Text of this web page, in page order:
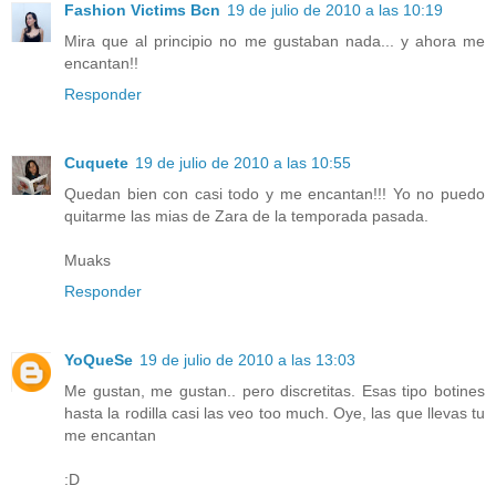
Fashion Victims Bcn 19 de julio de 2010 a las 10:19
Mira que al principio no me gustaban nada... y ahora me
encantan!!
Responder
Cuquete 19 de julio de 2010 a las 10:55
Quedan bien con casi todo y me encantan!!! Yo no puedo
quitarme las mias de Zara de la temporada pasada.
Muaks
Responder
YoQueSe 19 de julio de 2010 a las 13:03
Me gustan, me gustan.. pero discretitas. Esas tipo botines
hasta la rodilla casi las veo too much. Oye, las que llevas tu
me encantan
:D